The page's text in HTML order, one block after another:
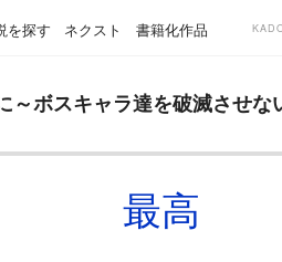
を探す ネクスト 書籍化作品
～ボスキャラ達を破滅させ
最高